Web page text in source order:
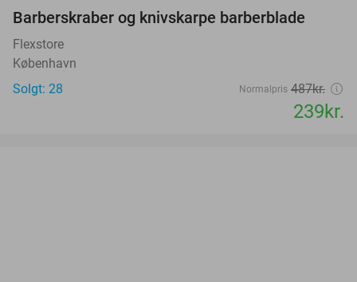
Barberskraber og knivskarpe barberblade
Flexstore
København
Solgt: 28
Normalpris 487kr.
239kr.